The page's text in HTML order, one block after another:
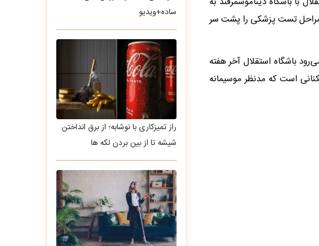
مراحل تست پزشکی را پشت سر
باشگاه استقلال آخر هفته
است که مدنظر موسیمانه
ساده+ویدیو
راز تمیزکاری با نوشابه؛ از برق انداختن
شیشه تا از بین بردن لکه ها